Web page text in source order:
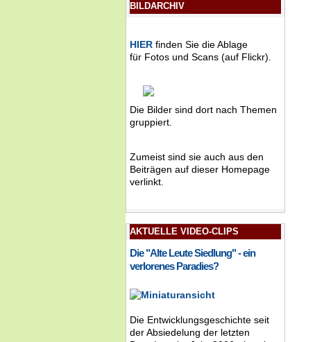
BILDARCHIV
HIER finden Sie die Ablage
für Fotos und Scans (auf Flickr).
Die Bilder sind dort nach Themen
gruppiert.
Zumeist sind sie auch aus den
Beiträgen auf dieser Homepage
verlinkt.
AKTUELLE VIDEO-CLIPS
Die "Alte Leute Siedlung" - ein
verlorenes Paradies?
Die Entwicklungsgeschichte seit
der Absiedelung der letzten